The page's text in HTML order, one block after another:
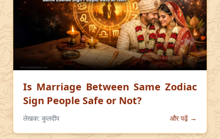
Is Marriage Between Same Zodiac
Sign People Safe or Not?
लेखक: कुलदीप और पढ़ें →